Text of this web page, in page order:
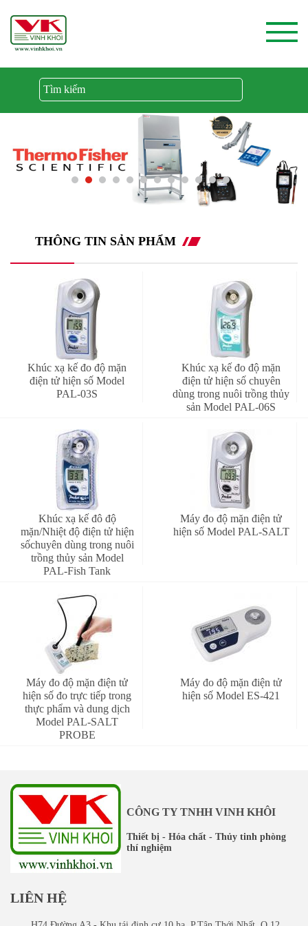
THÔNG TIN SẢN PHẨM
Khúc xạ kế đo độ mặn
điện tử hiện số Model
PAL-03S
Khúc xạ kế đo độ mặn
điện tử hiện số chuyên
dùng trong nuôi trồng thủy
sản Model PAL-06S
Khúc xạ kế đô độ
mặn/Nhiệt độ điện tử hiện
sốchuyên dùng trong nuôi
trồng thủy sản Model
PAL-Fish Tank
Máy đo độ mặn điện tử
hiện số Model PAL-SALT
Máy đo độ mặn điện tử
hiện số đo trực tiếp trong
thực phẩm và dung dịch
Model PAL-SALT
PROBE
Máy đo độ mặn điện tử
hiện số Model ES-421
CÔNG TY TNHH VINH KHÔI
Thiết bị - Hóa chất - Thủy tinh phòng
thí nghiệm
LIÊN HỆ